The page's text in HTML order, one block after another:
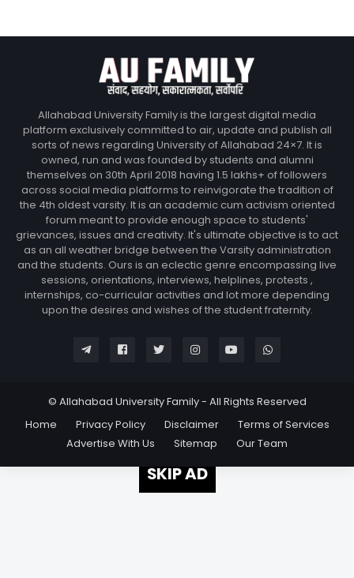
Allahabad University Family is the largest digital media
platform exclusively committed to air, update and publish all
sorts of news regarding University of Allahabad 24×7. It is
owned, run and was founded by students and alumni
themselves on 30th April 2018 having 1.5 lakhs+ of followers
across social media platforms to reinvigorate the tradition of
the 4th oldest varsity. It is an academic cum activism oriented
forum meant to provide enough space to students'
grievances, issues and creativity. It's ultimate objective is to act
as an all weather bridge between the Varsity administration
and the students. Ours is an eclectic genre encompassing live
sessions, orientations, interviews, helplines, protests ,
internships, co-curricular activities and lot more depending
upon the desires and wishes of the student fraternity.
© Allahabad University Family - All Rights Reserved
Home
Privacy Policy Disclaimer
Terms of Services
Advertise With Us
Sitemap Our Team
SKIP AD